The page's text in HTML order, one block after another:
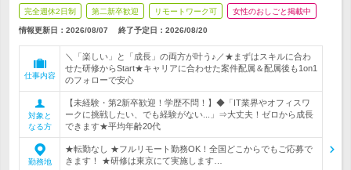
完全週休2日制 第二新卒歓迎 リモートワーク可 女性のおしごと掲載中
情報更新日：2026/08/07 終了予定日： 2026/08/20
仕事内容
＼「楽しい」と「成長」の両方が叶う♪／★まずはスキルに合わ
せた研修からStart★キャリアに合わせた案件配属＆配属後も1on1
のフォローで安心
対象と
なる方
【未経験・第2新卒歓迎！学歴不問！】◆「IT業界やオフィスワ
ークに挑戦したい、でも経験がない...」⇒大丈夫！ゼロから成長
できます★平均年齢20代
勤務地
★転勤なし ★フルリモート勤務OK！全国どこからでもご応募で
きます！ ★研修は東京にて実施します…